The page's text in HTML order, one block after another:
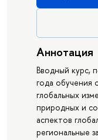
Аннотация
Вводный курс,
года обучения
глобальных
природных и
аспектов
региональные